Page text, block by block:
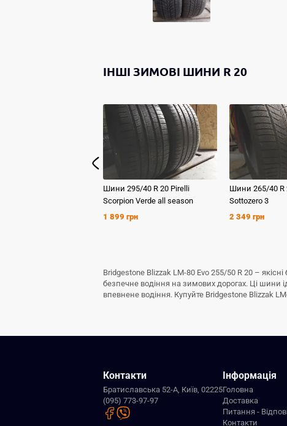
ІНШІЗИМОВІ ШИНИ R 20
Шини 295/40 R 20 Pirelli
Scorpion Verde all season
1 899 грн
Шини 265/40 R
Sottozero 3
2 349 грн
Bridgestone Blizzak LM-80 Evo 255/50 R 20 –
безпечне водіння на зимових дорогах. Ці шини
впевнене водіння. Купуйте Bridgestone Blizzak
Контакти
Братиславська 52-А, Київ, 02225
(095) 773-97-97
Інформація
Головна
Доставка
Питання -
Контакти